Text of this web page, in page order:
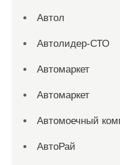
Автол
Автолидер-СТО
Автомаркет
Автомаркет
Автомоечный
АвтоРай